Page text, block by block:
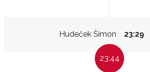
Hudeček Šimon 23:29
23:44